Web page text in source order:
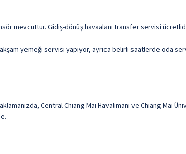
mevcuttur. Gidiş-dönüş havaalanı transfer servisi
yemeği servisi yapıyor, ayrıca belirli saatlerde oda
Central Chiang Mai Havalimanı ve Chiang Mai